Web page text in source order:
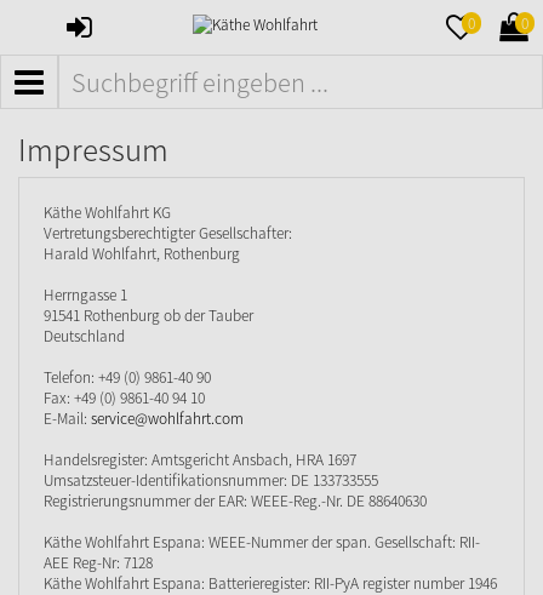
ANMELDEN 0 0
MENÜ
Impressum
Käthe Wohlfahrt KG
Vertretungsberechtigter Gesellschafter:
Harald Wohlfahrt, Rothenburg
Herrngasse 1
91541 Rothenburg ob der Tauber
Deutschland
Telefon: +49 (0) 9861-40 90
Fax: +49 (0) 9861-40 94 10
E-Mail: service@wohlfahrt.com
Handelsregister: Amtsgericht Ansbach, HRA 1697
Umsatzsteuer-Identifikationsnummer: DE 133733555
Registrierungsnummer der EAR: WEEE-Reg.-Nr. DE 88640630
Käthe Wohlfahrt Espana: WEEE-Nummer der span. Gesellschaft: RII-
AEE Reg-Nr: 7128
Käthe Wohlfahrt Espana: Batterieregister: RII-PyA register number 1946